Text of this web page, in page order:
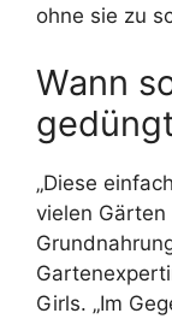
ohne sie zu
Wann
„Diese
vielen Gärten
Girls. „Im